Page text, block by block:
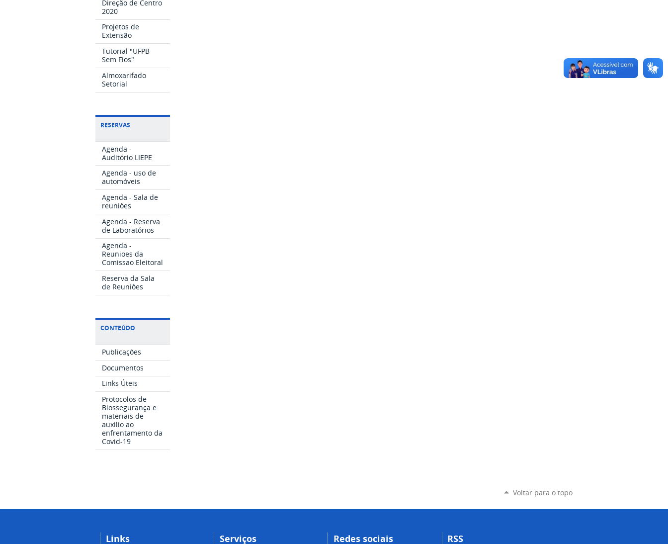
Direção de Centro
2020
Projetos de
Extensão
Tutorial "UFPB
Sem Fios"
Almoxarifado
Setorial
RESERVAS
Agenda -
Auditório LIEPE
Agenda - uso de
automóveis
Agenda - Sala de
reuniões
Agenda - Reserva
de Laboratórios
Agenda -
Reunioes da
Comissao Eleitoral
Reserva da Sala
de Reuniões
CONTEÚDO
Publicações
Documentos
Links Úteis
Protocolos de
Biossegurança e
materiais de
auxilio ao
enfrentamento da
Covid-19
Voltar para o topo
Links Serviços Redes sociais RSS